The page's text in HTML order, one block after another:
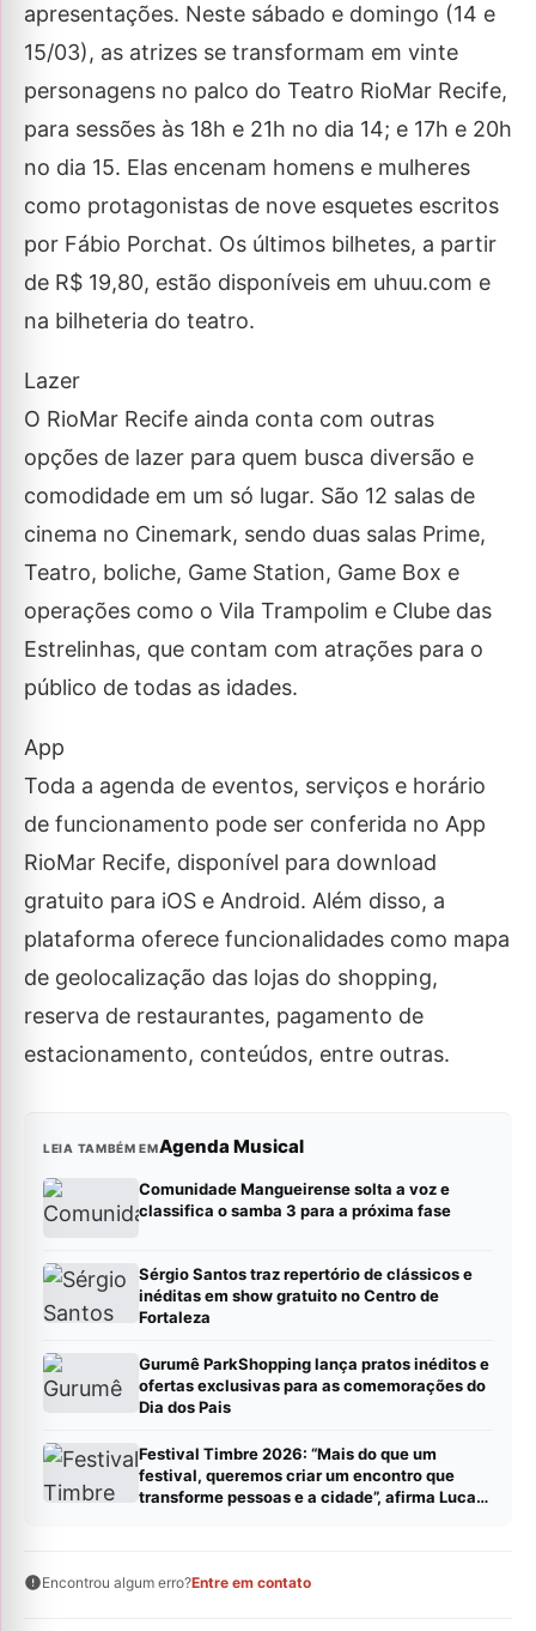
apresentações. Neste sábado e domingo (14 e
15/03), as atrizes se transformam em vinte
personagens no palco do Teatro RioMar Recife,
para sessões às 18h e 21h no dia 14; e 17h e 20h
no dia 15. Elas encenam homens e mulheres
como protagonistas de nove esquetes escritos
por Fábio Porchat. Os últimos bilhetes, a partir
de R$ 19,80, estão disponíveis em uhuu.com e
na bilheteria do teatro.
Lazer
O RioMar Recife ainda conta com outras
opções de lazer para quem busca diversão e
comodidade em um só lugar. São 12 salas de
cinema no Cinemark, sendo duas salas Prime,
Teatro, boliche, Game Station, Game Box e
operações como o Vila Trampolim e Clube das
Estrelinhas, que contam com atrações para o
público de todas as idades.
App
Toda a agenda de eventos, serviços e horário
de funcionamento pode ser conferida no App
RioMar Recife, disponível para download
gratuito para iOS e Android. Além disso, a
plataforma oferece funcionalidades como mapa
de geolocalização das lojas do shopping,
reserva de restaurantes, pagamento de
estacionamento, conteúdos, entre outras.
LEIA TAMBÉM EMAgenda Musical
Comunidade Mangueirense solta a voz e
classifica o samba 3 para a próxima fase
Sérgio Santos traz repertório de clássicos e
inéditas em show gratuito no Centro de
Fortaleza
Gurumê ParkShopping lança pratos inéditos e
ofertas exclusivas para as comemorações do
Dia dos Pais
Festival Timbre 2026: “Mais do que um
festival, queremos criar um encontro que
transforme pessoas e a cidade”, afirma Lucas
Encontrou algum erro?Entre em contato